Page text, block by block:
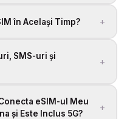
în Același Timp? +
SMS-uri și
+
eSIM-ul Meu
și Este Inclus 5G?
+